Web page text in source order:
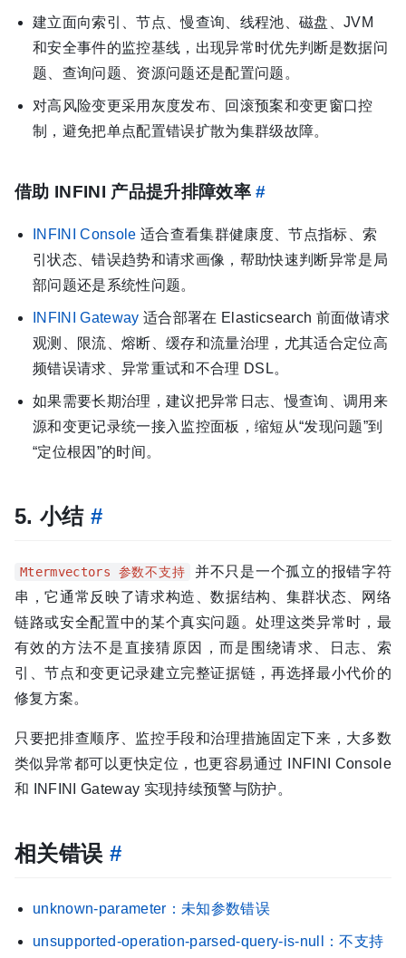
建立面向索引、节点、慢查询、线程池、磁盘、JVM
和安全事件的监控基线，出现异常时优先判断是数据问
题、查询问题、资源问题还是配置问题。
对高风险变更采用灰度发布、回滚预案和变更窗口控
制，避免把单点配置错误扩散为集群级故障。
借助 INFINI 产品提升排障效率#
INFINI Console 适合查看集群健康度、节点指标、索
引状态、错误趋势和请求画像，帮助快速判断异常是局
部问题还是系统性问题。
INFINI Gateway 适合部署在 Elasticsearch 前面做请求
观测、限流、熔断、缓存和流量治理，尤其适合定位高
频错误请求、异常重试和不合理 DSL。
如果需要长期治理，建议把异常日志、慢查询、调用来
源和变更记录统一接入监控面板，缩短从“发现问题”到
“定位根因”的时间。
5. 小结 #
Mtermvectors 参数不支持
并不只是一个孤立的报错字符
串，它通常反映了请求构造、数据结构、集群状态、网络
链路或安全配置中的某个真实问题。处理这类异常时，最
有效的方法不是直接猜原因，而是围绕请求、日志、索
引、节点和变更记录建立完整证据链，再选择最小代价的
修复方案。
只要把排查顺序、监控手段和治理措施固定下来，大多数
类似异常都可以更快定位，也更容易通过 INFINI Console
和 INFINI Gateway 实现持续预警与防护。
相关错误 #
unknown-parameter：未知参数错误
unsupported-operation-parsed-query-is-null：不支持